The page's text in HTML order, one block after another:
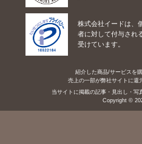
株式会社イードは、
者に対して付与され
受けています。
紹介した商品/サービスを
売上の一部が弊社サイトに還
当サイトに掲載の記事・見出し・写
Copyright ©